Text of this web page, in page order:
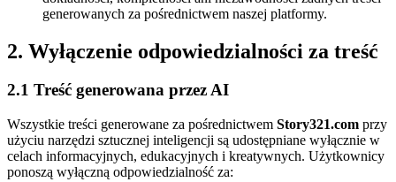
generowanych za pośrednictwem naszej platformy.
2. Wyłączenie odpowiedzialności za treść
2.1 Treść generowana przez AI
Wszystkie treści generowane za pośrednictwem Story321.com przy
użyciu narzędzi sztucznej inteligencji są udostępniane wyłącznie w
celach informacyjnych, edukacyjnych i kreatywnych. Użytkownicy
ponoszą wyłączną odpowiedzialność za: